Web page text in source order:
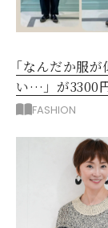
｢なんだか服が
い…」が3300
阪神梅田のサー
FASHION